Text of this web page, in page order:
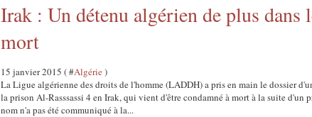
Irak : Un détenu algérien de plus dans
mort
15 janvier 2015 ( #Algérie)
La Ligue algérienne des droits de l'homme (LADDH) a pris en main le dossier
la prison Al-Rasssassi 4 en Irak, qui vient d'être condamné à mort à la suite d'un
nom n'a pas été communiqué à la...